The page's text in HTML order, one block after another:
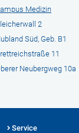
Medizin
2
Süd, Geb. B1
11
Neubergweg 10a
Service